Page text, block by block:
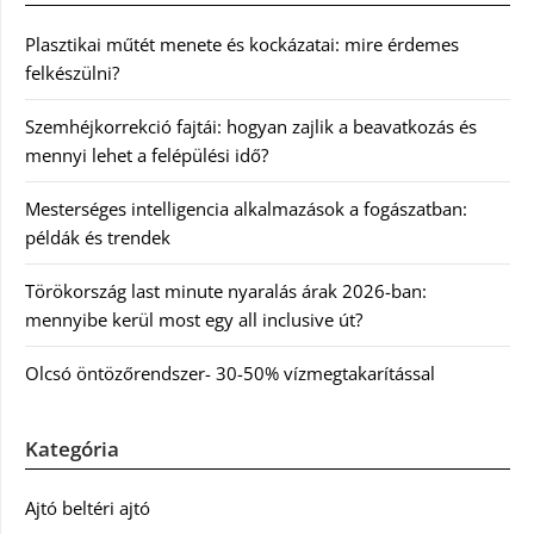
Plasztikai műtét menete és kockázatai: mire érdemes
felkészülni?
Szemhéjkorrekció fajtái: hogyan zajlik a beavatkozás és
mennyi lehet a felépülési idő?
Mesterséges intelligencia alkalmazások a fogászatban:
példák és trendek
Törökország last minute nyaralás árak 2026-ban:
mennyibe kerül most egy all inclusive út?
Olcsó öntözőrendszer- 30-50% vízmegtakarítással
Kategória
Ajtó beltéri ajtó